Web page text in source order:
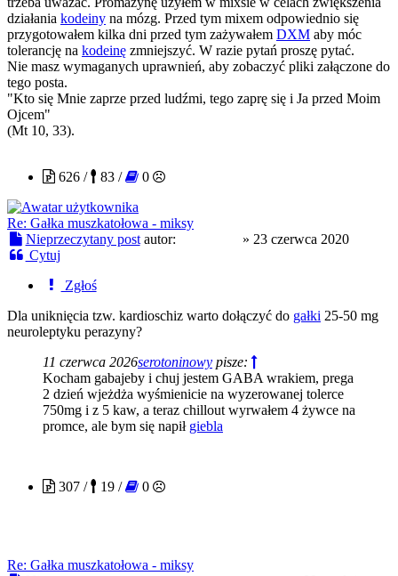
działania kodeiny na mózg. Przed tym mixem odpowiednio się
przygotowałem kilka dni przed tym zażywałem DXM aby móc
tolerancję na kodeinę zmniejszyć. W razie pytań proszę pytać.
Nie masz wymaganych uprawnień, aby zobaczyć pliki załączone do
tego posta.
"Kto się Mnie zaprze przed ludźmi, tego zaprę się i Ja przed Moim
Ojcem"
(Mt 10, 33).
626 /
83 / 0
Re: Gałka muszkatołowa - miksy
Nieprzeczytany post autor: » 23 czerwca 2020
Cytuj
Zgłoś
Dla uniknięcia tzw. kardioschiz warto dołączyć do gałki 25-50 mg
neuroleptyku perazyny?
11 czerwca 2026serotoninowy pisze:
Kocham gabajeby i chuj jestem GABA wrakiem, prega
2 dzień wjeżdża wyśmienicie na wyzerowanej tolerce
750mg i z 5 kaw, a teraz chillout wyrwałem 4 żywce na
promce, ale bym się napił giebla
307 /
19 / 0
Re: Gałka muszkatołowa - miksy